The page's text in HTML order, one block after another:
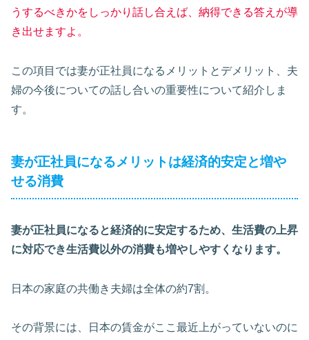
うするべきかをしっかり話し合えば、納得できる答えが導
き出せますよ。
この項目では妻が正社員になるメリットとデメリット、夫
婦の今後についての話し合いの重要性について紹介しま
す。
妻が正社員になるメリットは経済的安定と増や
せる消費
妻が正社員になると経済的に安定するため、生活費の上昇
に対応でき生活費以外の消費も増やしやすくなります。
日本の家庭の共働き夫婦は全体の約7割。
その背景には、日本の賃金がここ最近上がっていないのに